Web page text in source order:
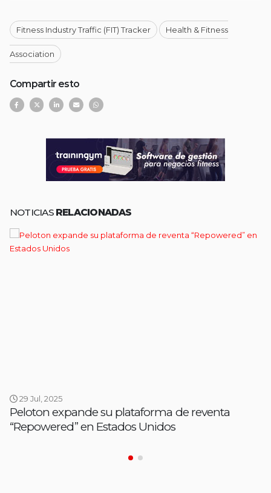
Fitness Industry Traffic (FIT) Tracker Health & Fitness
Association
Compartir esto
NOTICIAS RELACIONADAS
29 Jul, 2025
Peloton expande su plataforma de reventa
“Repowered” en Estados Unidos